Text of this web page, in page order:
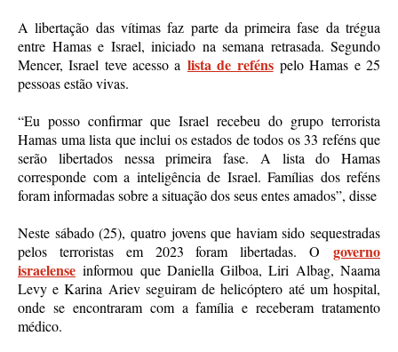
A libertação das vítimas faz parte da primeira fase da trégua
entre Hamas e Israel, iniciado na semana retrasada. Segundo
Mencer, Israel teve acesso a lista de refénspelo Hamas e 25
pessoas estão vivas.
“Eu posso confirmar que Israel recebeu do grupo terrorista
Hamas uma lista que inclui os estados de todos os 33 reféns que
serão libertados nessa primeira fase. A lista do Hamas
corresponde com a inteligência de Israel. Famílias dos reféns
foram informadas sobre a situação dos seus entes amados”, disse
Neste sábado (25), quatro jovens que haviam sido sequestradas
pelos terroristas em 2023 foram libertadas. O governo
israelense informou que Daniella Gilboa, Liri Albag, Naama
Levy e Karina Ariev seguiram de helicóptero até um hospital,
onde se encontraram com a família e receberam tratamento
médico.